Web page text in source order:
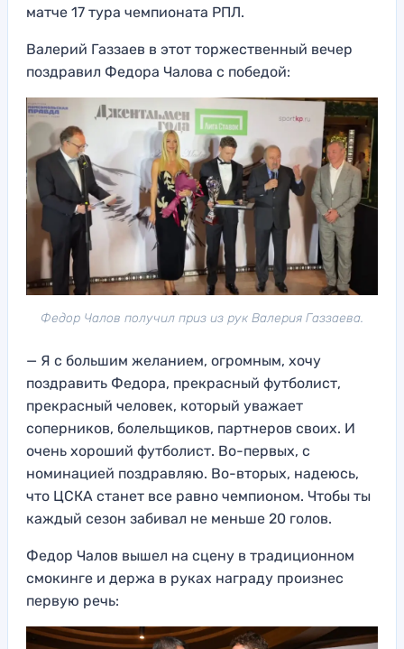
матче 17 тура чемпионата РПЛ.
Валерий Газзаев в этот торжественный вечер
поздравил Федора Чалова с победой:
Федор Чалов получил приз из рук Валерия Газзаева.
— Я с большим желанием, огромным, хочу
поздравить Федора, прекрасный футболист,
прекрасный человек, который уважает
соперников, болельщиков, партнеров своих. И
очень хороший футболист. Во-первых, с
номинацией поздравляю. Во-вторых, надеюсь,
что ЦСКА станет все равно чемпионом. Чтобы ты
каждый сезон забивал не меньше 20 голов.
Федор Чалов вышел на сцену в традиционном
смокинге и держа в руках награду произнес
первую речь: